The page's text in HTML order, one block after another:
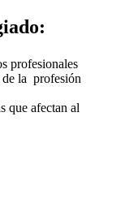
profesionales
de la profesión
que afectan al